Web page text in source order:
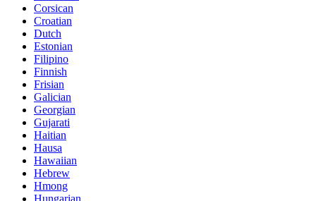
Corsican
Croatian
Dutch
Estonian
Filipino
Finnish
Frisian
Galician
Georgian
Gujarati
Haitian
Hausa
Hawaiian
Hebrew
Hmong